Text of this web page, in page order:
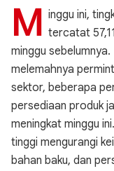
M inggu ini,
tercatat
minggu
melemahnya
sektor, beberapa
persediaan produk
meningkat minggu
tinggi mengurangi
bahan baku, dan